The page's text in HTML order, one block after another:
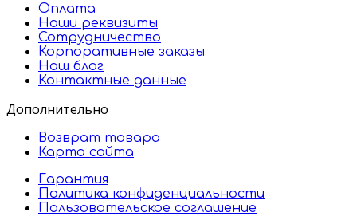
Оплата
Наши реквизиты
Сотрудничество
Корпоративные заказы
Наш блог
Контактные данные
Дополнительно
Возврат товара
Карта сайта
Гарантия
Политика конфиденциальности
Пользовательское соглашение